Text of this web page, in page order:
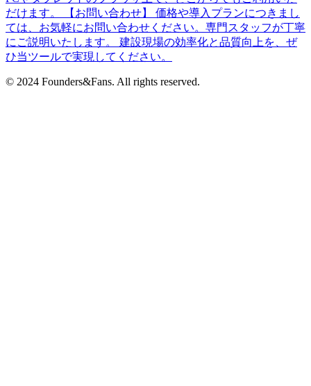
だけます。 【お問い合わせ】 価格や導入プランにつきまし
ては、お気軽にお問い合わせください。専門スタッフが丁寧
にご説明いたします。 建設現場の効率化と品質向上を、ぜ
ひ当ツールで実現してください。
© 2024 Founders&Fans. All rights reserved.